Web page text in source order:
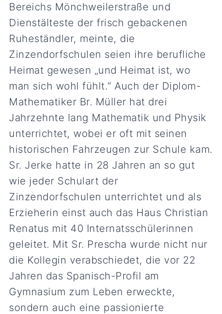
Bereichs Mönchweilerstraße und
Dienstälteste der frisch gebackenen
Ruheständler, meinte, die
Zinzendorfschulen seien ihre berufliche
Heimat gewesen „und Heimat ist, wo
man sich wohl fühlt.“ Auch der Diplom-
Mathematiker Br. Müller hat drei
Jahrzehnte lang Mathematik und Physik
unterrichtet, wobei er oft mit seinen
historischen Fahrzeugen zur Schule kam.
Sr. Jerke hatte in 28 Jahren an so gut
wie jeder Schulart der
Zinzendorfschulen unterrichtet und als
Erzieherin einst auch das Haus Christian
Renatus mit 40 Internatsschülerinnen
geleitet. Mit Sr. Prescha wurde nicht nur
die Kollegin verabschiedet, die vor 22
Jahren das Spanisch-Profil am
Gymnasium zum Leben erweckte,
sondern auch eine passionierte